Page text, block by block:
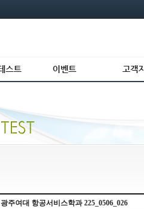
광주여대 항공서비스학과 225_0506_026